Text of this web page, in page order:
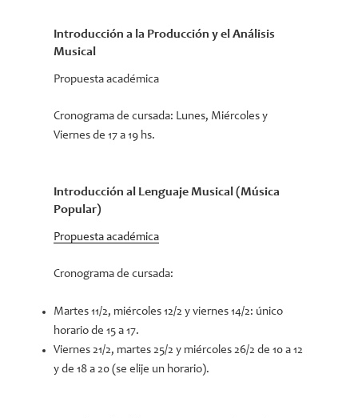
Introducción a la Producción y el Análisis
Musical
Propuesta académica
Cronograma de cursada: Lunes, Miércoles y
Viernes de 17 a 19 hs.
Introducción al Lenguaje Musical (Música
Popular)
Propuesta académica
Cronograma de cursada:
Martes 11/2, miércoles 12/2 y viernes 14/2: único
horario de 15 a 17.
Viernes 21/2, martes 25/2 y miércoles 26/2 de 10 a 12
y de 18 a 20 (se elije un horario).